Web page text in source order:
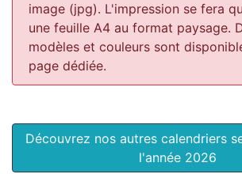
image (jpg). L'impression se fera
une feuille A4 au format paysage.
modèles et couleurs sont
page dédiée.
Découvrez nos autres calendriers
l'année 2026